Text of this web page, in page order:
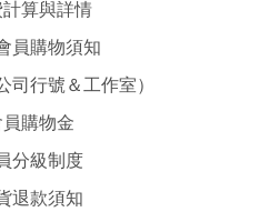
算與詳情
員購物須知
司行號＆工作室）
購物金
分級制度
退款須知